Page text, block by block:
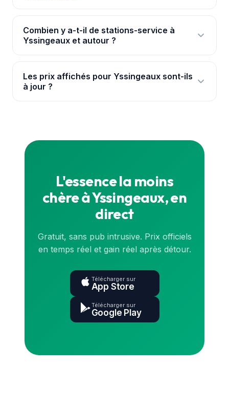
géolocalise à Yssingeaux et classe les 5 stations
par prix réel, avec les ruptures signalées. Les prix
Combien y a-t-il de stations-service à
Yssingeaux et autour ?
environs immédiats, avec leurs prix mis à jour en
continu pour chaque carburant.
Les prix affichés pour Yssingeaux sont-ils
à jour ?
carte
L'essence la moins
chère à Yssingeaux, en
direct
Gratuit, sans pub intrusive. Prix officiels
en temps réel et gain réel après détour.
Télécharger sur
App Store
Télécharger sur
Google Play